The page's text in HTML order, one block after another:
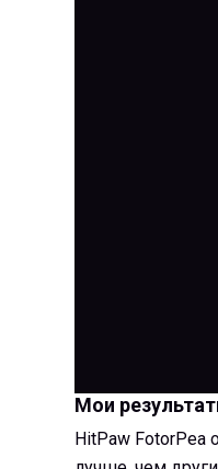
Мои
HitPaw FotorPea